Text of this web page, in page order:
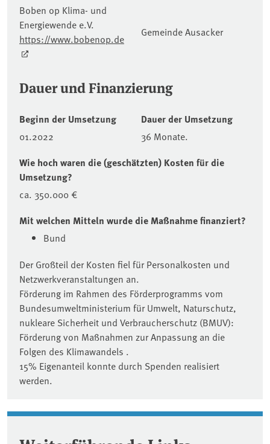
Boben op Klima- und
Energiewende e.V.
https://www.bobenop.de
Gemeinde Ausacker
Dauer und Finanzierung
Beginn der Umsetzung
01.2022
Dauer der Umsetzung
36 Monate.
Wie hoch waren die (geschätzten) Kosten für die
Umsetzung?
ca. 350.000 €
Mit welchen Mitteln wurde die Maßnahme finanziert?
Bund
Der Großteil der Kosten fiel für Personalkosten und
Netzwerkveranstaltungen an.
Förderung im Rahmen des Förderprogramms vom
Bundesumweltministerium für Umwelt, Naturschutz,
nukleare Sicherheit und Verbraucherschutz (BMUV):
Förderung von Maßnahmen zur Anpassung an die
Folgen des Klimawandels .
15% Eigenanteil konnte durch Spenden realisiert
werden.